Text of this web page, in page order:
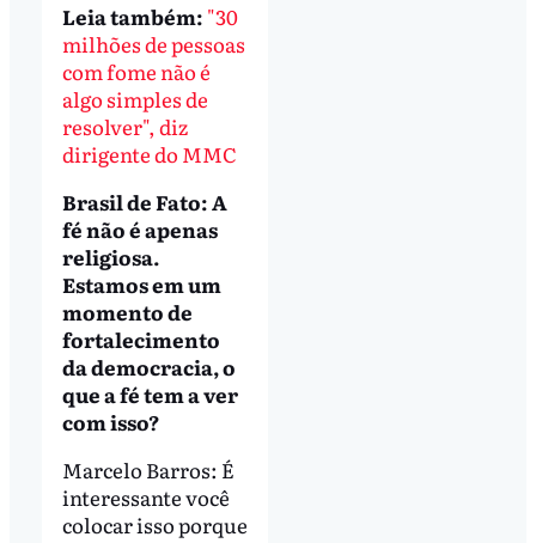
Leia também: "30
milhões de pessoas
com fome não é
algo simples de
resolver", diz
dirigente do MMC
Brasil de Fato: A
fé não é apenas
religiosa.
Estamos em um
momento de
fortalecimento
da democracia, o
que a fé tem a ver
com isso?
Marcelo Barros: É
interessante você
colocar isso porque